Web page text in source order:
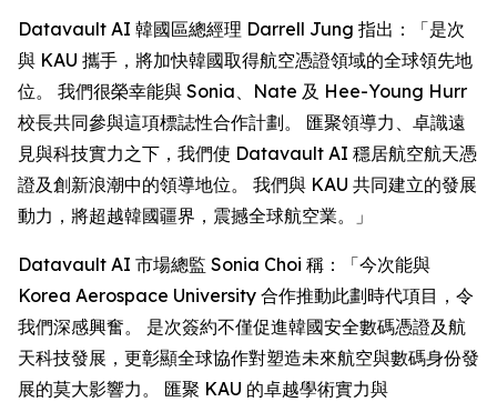
Datavault AI 韓國區總經理 Darrell Jung 指出：「是次
與 KAU 攜手，將加快韓國取得航空憑證領域的全球領先地
位。 我們很榮幸能與 Sonia、Nate 及 Hee-Young Hurr
校長共同參與這項標誌性合作計劃。 匯聚領導力、卓識遠
見與科技實力之下，我們使 Datavault AI 穩居航空航天憑
證及創新浪潮中的領導地位。 我們與 KAU 共同建立的發展
動力，將超越韓國疆界，震撼全球航空業。」
Datavault AI 市場總監 Sonia Choi 稱：「今次能與
Korea Aerospace University 合作推動此劃時代項目，令
我們深感興奮。 是次簽約不僅促進韓國安全數碼憑證及航
天科技發展，更彰顯全球協作對塑造未來航空與數碼身份發
展的莫大影響力。 匯聚 KAU 的卓越學術實力與